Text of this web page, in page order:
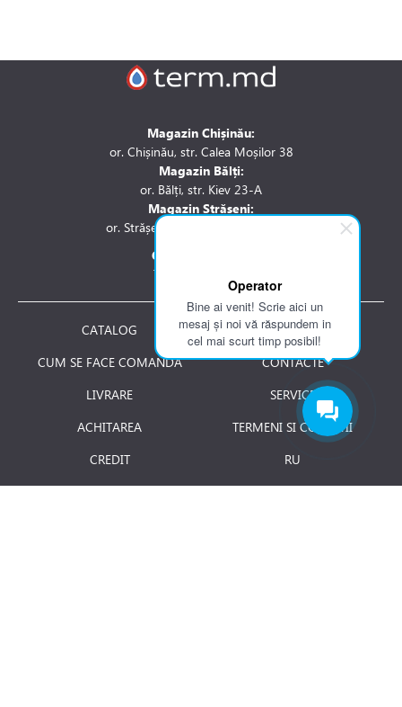
Operator
Bine ai venit! Scrie aici un
mesaj și noi vă răspundem in
cel mai scurt timp posibil!
Magazin Chișinău:
or. Chișinău, str. Calea Moșilor 38
Magazin Bălți:
or. Bălți, str. Kiev 23-A
Magazin Strășeni:
or. Strășeni, str. Stefan cel Mare 1A
Contactați-ne la:
Tel.: 061 007 744
CATALOG
CUM SE FACE COMANDA
LIVRARE
ACHITAREA
CREDIT
RETURNAREA PRODUSULUI
DESPRE NOI
CONTACTE
SERVICE
TERMENI SI CONDITII
RU
JOBURI